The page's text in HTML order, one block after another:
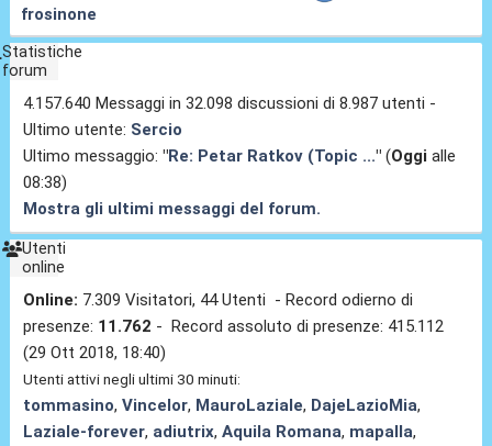
frosinone
Statistiche
forum
4.157.640 Messaggi in 32.098 discussioni di 8.987 utenti -
Ultimo utente: Sercio
Ultimo messaggio:"Re: Petar Ratkov (Topic ..." (Oggi alle
08:38)
Mostra gli ultimi messaggi del forum.
Utenti
online
Online: 7.309 Visitatori, 44 Utenti - Record odierno di
presenze: 11.762 - Record assoluto di presenze: 415.112
(29 Ott 2018, 18:40)
Utenti attivi negli ultimi 30 minuti:
tommasino,Vincelor, MauroLaziale, DajeLazioMia,
Laziale-forever, adiutrix,Aquila Romana, mapalla,